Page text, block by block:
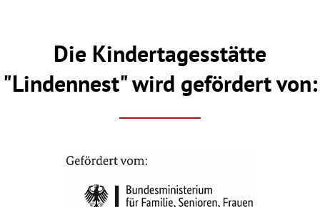
Die Kindertagesstätte
"Lindennest" wird gefördert von: